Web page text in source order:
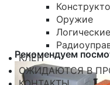
Оружие
КЛЕН
ОЖИДАЮТСЯ В
Рекомендуем